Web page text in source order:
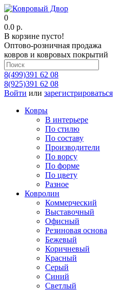
0
0.0 р.
В корзине пусто!
Оптово-розничная продажа
ковров и ковровых покрытий
8(499)391 62 08
8(925)391 62 08
Войти или зарегистрироваться
Ковры
В интерьере
По стилю
По составу
Производители
По ворсу
По форме
По цвету
Разное
Ковролин
Коммерческий
Выставочный
Офисный
Резиновая основа
Бежевый
Коричневый
Красный
Серый
Синий
Светлый